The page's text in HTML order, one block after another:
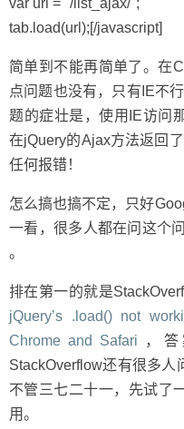
var url = "/list_ajax/";
tab.load(url);[/javascript]
简单到不能再简单了。在
点问题也没有，只有IE不
题的症壮是，使用IE访问
在jQuery的Ajax方法返回
任何报错！
怎么搞也搞不定，只好
一看，很多人都在问这个
。
排在第一的就是
jQuery’s .load() not
Chrome and Safari ，
StackOverflow还有很多人
不管三七二十一，先试了
用。